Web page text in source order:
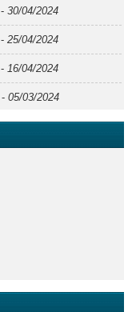
- 30/04/2024
- 25/04/2024
- 16/04/2024
- 05/03/2024